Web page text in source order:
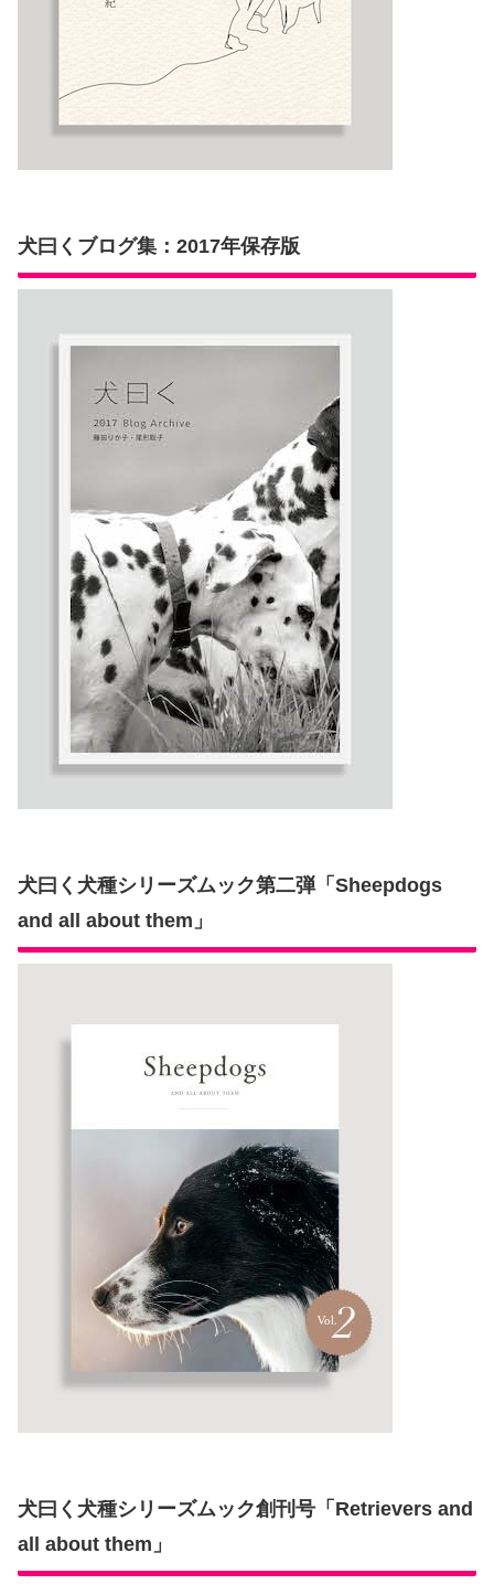
犬曰くブログ集：2017年保存版
犬曰く犬種シリーズムック第二弾「Sheepdogs
and all about them」
犬曰く犬種シリーズムック創刊号「Retrievers and
all about them」